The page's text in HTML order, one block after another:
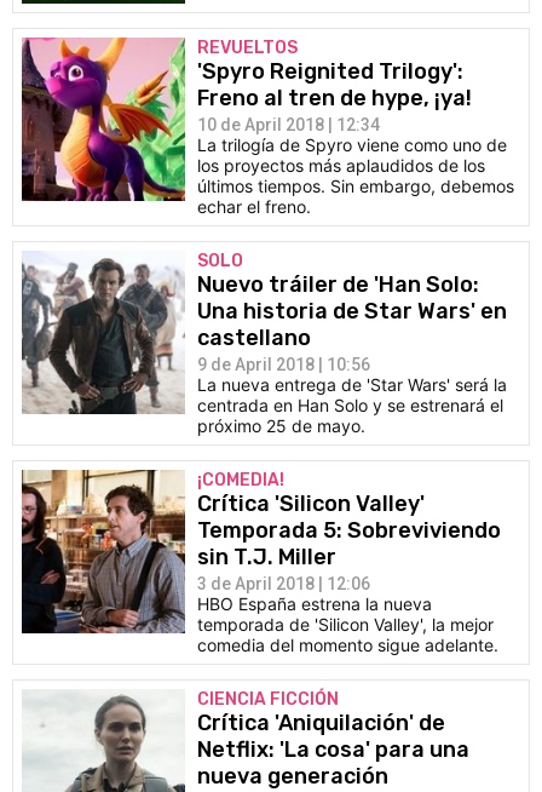
REVUELTOS
'Spyro Reignited Trilogy':
Freno al tren de hype, ¡ya!
10 de April 2018 | 12:34
La trilogía de Spyro viene como uno de
los proyectos más aplaudidos de los
últimos tiempos. Sin embargo, debemos
echar el freno.
SOLO
Nuevo tráiler de 'Han Solo:
Una historia de Star Wars' en
castellano
9 de April 2018 | 10:56
La nueva entrega de 'Star Wars' será la
centrada en Han Solo y se estrenará el
próximo 25 de mayo.
¡COMEDIA!
Crítica 'Silicon Valley'
Temporada 5: Sobreviviendo
sin T.J. Miller
3 de April 2018 | 12:06
HBO España estrena la nueva
temporada de 'Silicon Valley', la mejor
comedia del momento sigue adelante.
CIENCIA FICCIÓN
Crítica 'Aniquilación' de
Netflix: 'La cosa' para una
nueva generación